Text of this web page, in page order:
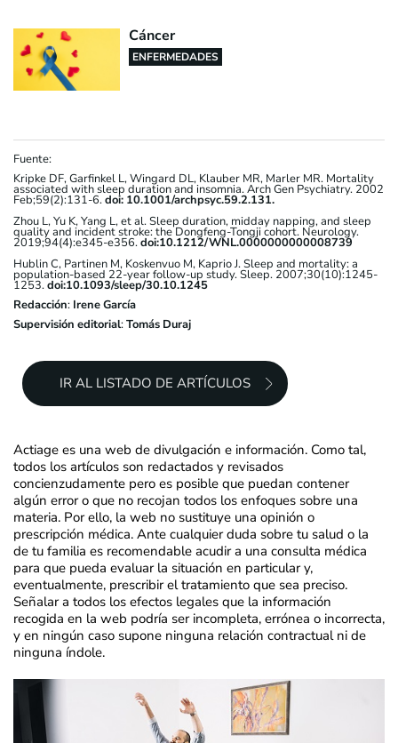
Cáncer
ENFERMEDADES
Fuente:
Kripke DF, Garfinkel L, Wingard DL, Klauber MR, Marler MR. Mortality
associated with sleep duration and insomnia. Arch Gen Psychiatry. 2002
Feb;59(2):131-6.doi: 10.1001/archpsyc.59.2.131.
Zhou L, Yu K, Yang L, et al. Sleep duration, midday napping, and sleep
quality and incident stroke: the Dongfeng-Tongji cohort. Neurology.
2019;94(4):e345-e356.doi:10.1212/WNL.0000000000008739
Hublin C, Partinen M, Koskenvuo M, Kaprio J. Sleep and mortality: a
population-based 22-year follow-up study. Sleep. 2007;30(10):1245-
1253.doi:10.1093/sleep/30.10.1245
Redacción: Irene García
Supervisión editorial:Tomás Duraj
IR AL LISTADO DE ARTÍCULOS
Actiage es una web de divulgación e información. Como tal,
todos los artículos son redactados y revisados
concienzudamente pero es posible que puedan contener
algún error o que no recojan todos los enfoques sobre una
materia. Por ello, la web no sustituye una opinión o
prescripción médica. Ante cualquier duda sobre tu salud o la
de tu familia es recomendable acudir a una consulta médica
para que pueda evaluar la situación en particular y,
eventualmente, prescribir el tratamiento que sea preciso.
Señalar a todos los efectos legales que la información
recogida en la web podría ser incompleta, errónea o incorrecta,
y en ningún caso supone ninguna relación contractual ni de
ninguna índole.